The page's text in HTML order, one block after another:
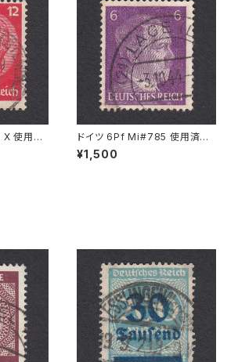
使用済
GE
ドイツ 6Pf Mi#785 使用済み
切手｜LAGE 3.10.1944
¥1,500